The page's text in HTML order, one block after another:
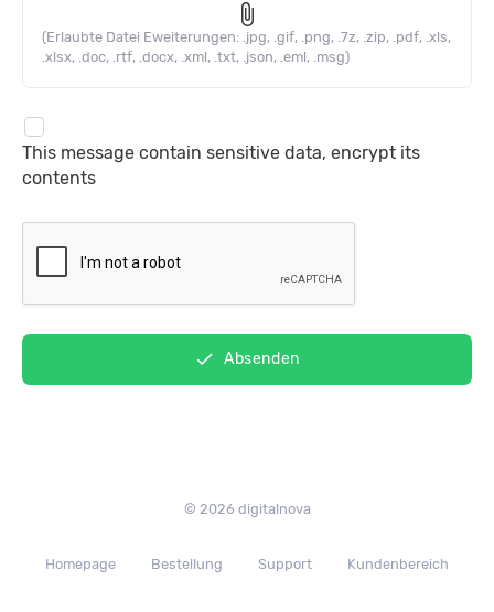
attach_file
(Erlaubte Datei Eweiterungen: .jpg, .gif, .png, .7z, .zip, .pdf, .xls,
.xlsx, .doc, .rtf, .docx, .xml, .txt, .json, .eml, .msg)
This message contain sensitive data, encrypt its
contents
done Absenden
© 2026 digitalnova
Homepage Bestellung Support Kundenbereich